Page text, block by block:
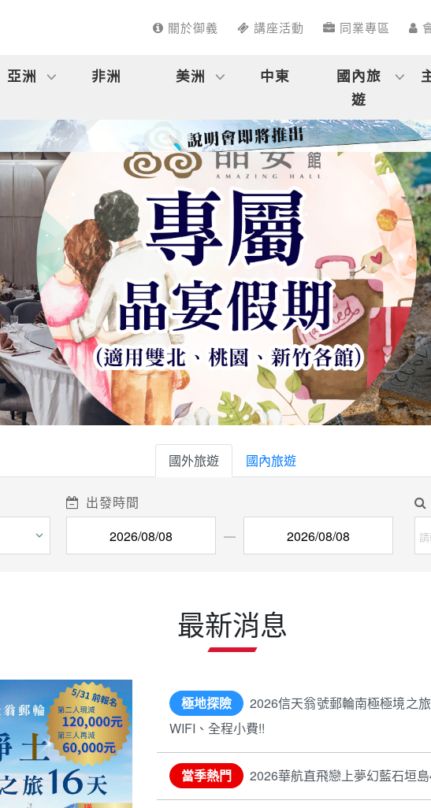
關於御義 講座活動 同業專區
亞洲 非洲 美洲 中東
國內旅
遊
國外旅遊 國內旅遊
出發時間
最新消息
極地探險
2026信天翁號郵輪南極極境之
WIFI、全程小費!!
當季熱門 2026華航直飛戀上夢幻藍石垣